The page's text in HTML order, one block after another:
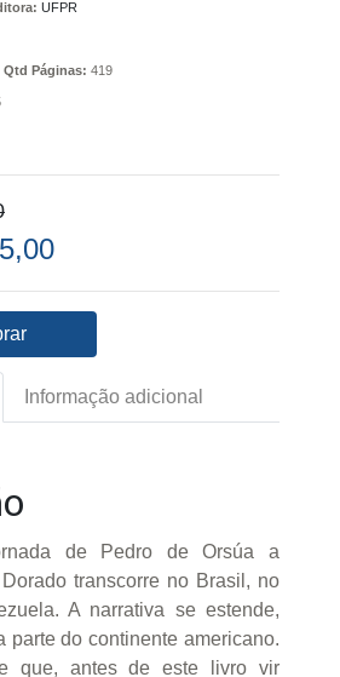
UFPR
Qtd Páginas: 419
Informação adicional
de Pedro de Orsúa a
transcorre no Brasil, no
A narrativa se estende,
parte do continente americano.
que, antes de este livro vir